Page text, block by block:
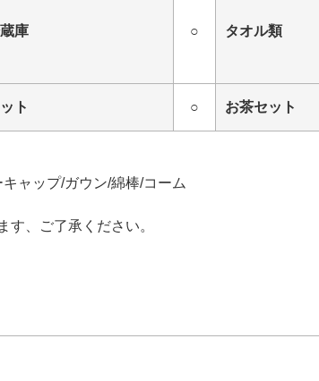
庫 ○ タオル類
ト ○ お茶セット
ャップ/ガウン/綿棒/コーム
す、ご了承ください。